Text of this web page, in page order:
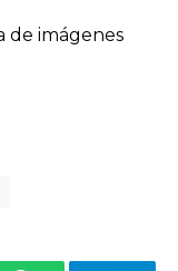
de imágenes